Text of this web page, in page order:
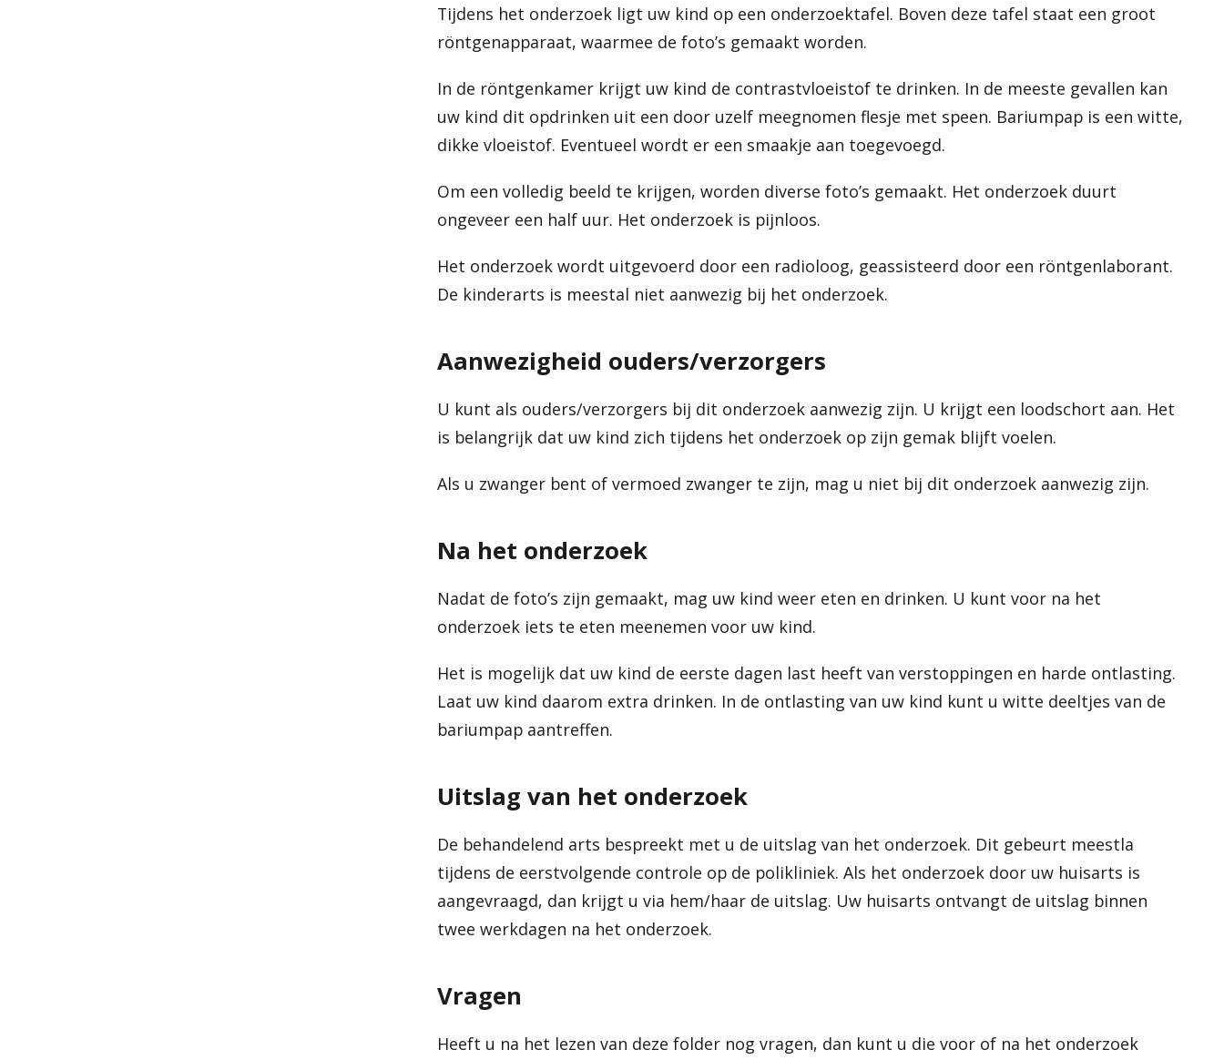
Tijdens het onderzoek ligt uw kind op een onderzoektafel. Boven deze tafel staat een groot
röntgenapparaat, waarmee de foto’s gemaakt worden.
In de röntgenkamer krijgt uw kind de contrastvloeistof te drinken. In de meeste gevallen kan
uw kind dit opdrinken uit een door uzelf meegnomen flesje met speen. Bariumpap is een witte,
dikke vloeistof. Eventueel wordt er een smaakje aan toegevoegd.
Om een volledig beeld te krijgen, worden diverse foto’s gemaakt. Het onderzoek duurt
ongeveer een half uur. Het onderzoek is pijnloos.
Het onderzoek wordt uitgevoerd door een radioloog, geassisteerd door een röntgenlaborant.
De kinderarts is meestal niet aanwezig bij het onderzoek.
Aanwezigheid ouders/verzorgers
U kunt als ouders/verzorgers bij dit onderzoek aanwezig zijn. U krijgt een loodschort aan. Het
is belangrijk dat uw kind zich tijdens het onderzoek op zijn gemak blijft voelen.
Als u zwanger bent of vermoed zwanger te zijn, mag u niet bij dit onderzoek aanwezig zijn.
Na het onderzoek
Nadat de foto’s zijn gemaakt, mag uw kind weer eten en drinken. U kunt voor na het
onderzoek iets te eten meenemen voor uw kind.
Het is mogelijk dat uw kind de eerste dagen last heeft van verstoppingen en harde ontlasting.
Laat uw kind daarom extra drinken. In de ontlasting van uw kind kunt u witte deeltjes van de
bariumpap aantreffen.
Uitslag van het onderzoek
De behandelend arts bespreekt met u de uitslag van het onderzoek. Dit gebeurt meestla
tijdens de eerstvolgende controle op de polikliniek. Als het onderzoek door uw huisarts is
aangevraagd, dan krijgt u via hem/haar de uitslag. Uw huisarts ontvangt de uitslag binnen
twee werkdagen na het onderzoek.
Vragen
Heeft u na het lezen van deze folder nog vragen, dan kunt u die voor of na het onderzoek